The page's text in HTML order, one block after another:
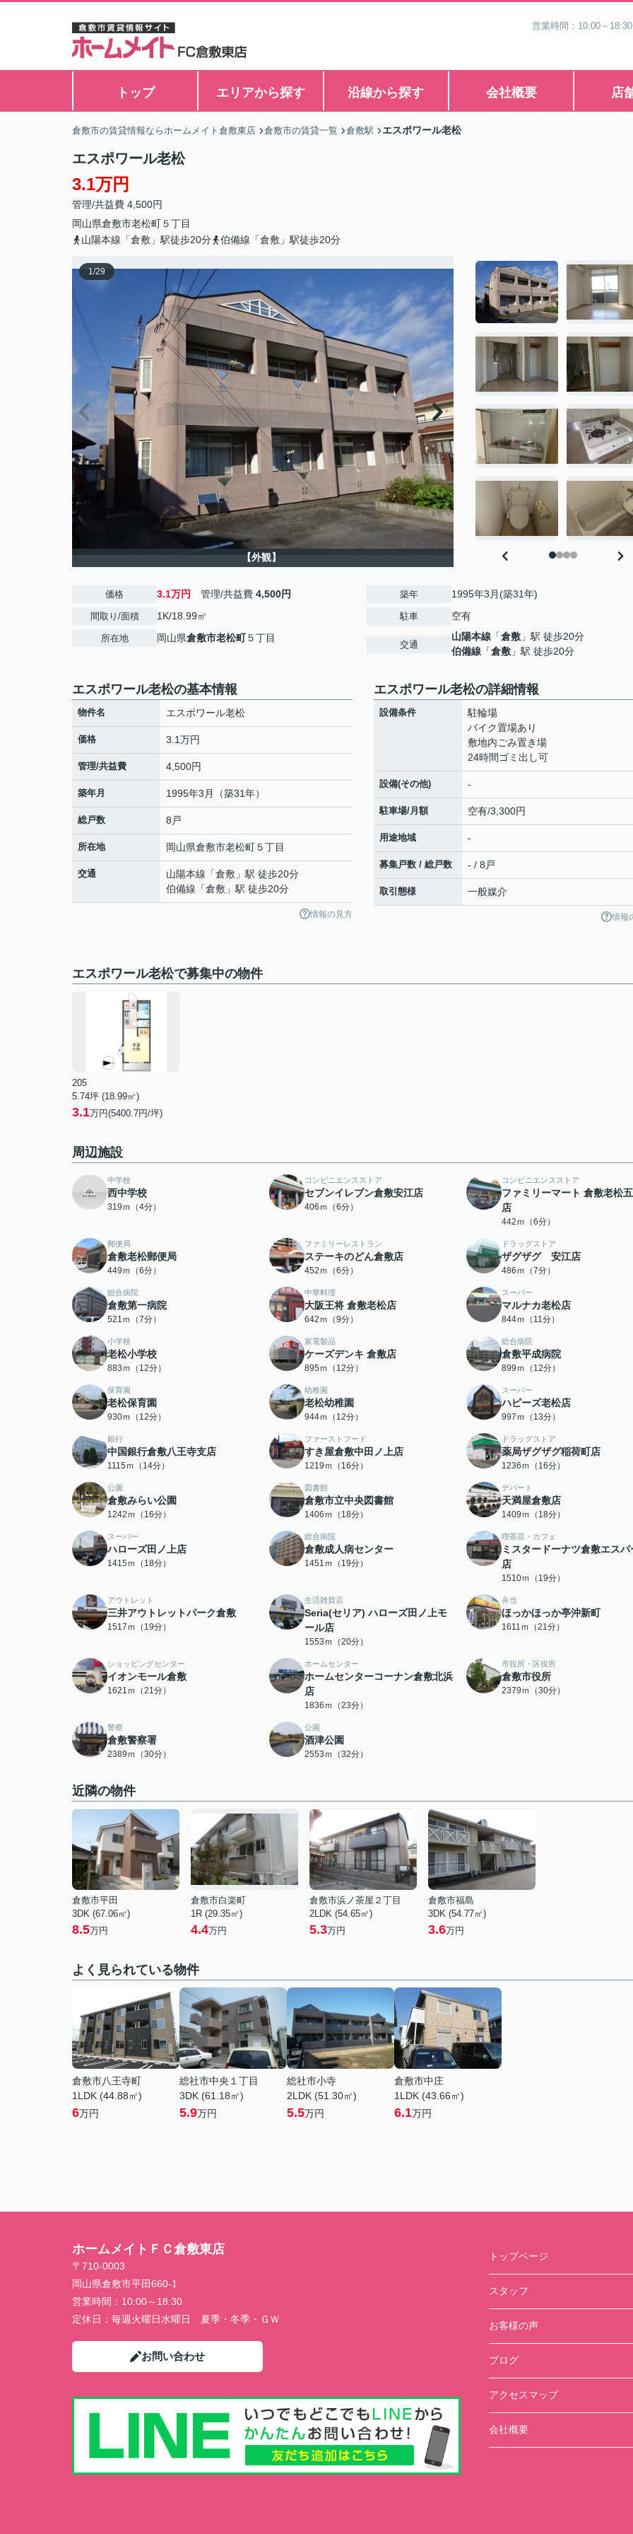
営業時間：10:00～
トップ エリアから探す 沿線から探す 会社概要 店
倉敷市の賃貸情報ならホームメイト倉敷東店 倉敷市の賃貸一覧 倉敷駅 エスポワール老松
エスポワール老松
3.1万円
管理/共益費 4,500円
岡山県倉敷市老松町５丁目
山陽本線「倉敷」駅徒歩20分
伯備線「倉敷」駅徒歩20分
1/29
【外観】
価格 3.1万円 管理/共益費 4,500円
間取り/面積 1K/18.99㎡
所在地 岡山県倉敷市老松町５丁目
築年 1995年3月(築31年)
駐車 空有
交通
山陽本線 「倉敷 」駅 徒歩20分
伯備線 「倉敷 」駅 徒歩20分
エスポワール老松の基本情報
物件名 エスポワール老松
価格 3.1万円
管理/共益費 4,500円
築年月 1995年3月（築31年）
総戸数 8戸
所在地 岡山県倉敷市老松町５丁目
交通 山陽本線 「倉敷 」駅 徒歩20分
伯備線 「倉敷 」駅 徒歩20分
情報の見方
エスポワール老松の詳細情報
設備条件
駐輪場
バイク置場あり
敷地内ごみ置き場
24時間ゴミ出し可
設備(その他) -
駐車場/月額 空有/3,300円
用途地域 -
募集戸数 / 総戸数 - / 8戸
取引態様 一般媒介
情報
エスポワール老松で募集中の物件
205
5.74坪 (18.99㎡)
3.1万円(5400.7円/坪)
周辺施設
中学校
西中学校
319ｍ（4分）
コンビニエンスストア
セブンイレブン倉敷安江店
406ｍ（6分）
コンビニエンスストア
ファミリーマート 倉敷老松
店
442ｍ（6分）
郵便局
倉敷老松郵便局
449ｍ（6分）
ファミリーレストラン
ステーキのどん倉敷店
452ｍ（6分）
ドラッグストア
ザグザグ 安江店
486ｍ（7分）
総合病院
倉敷第一病院
521ｍ（7分）
中華料理
大阪王将 倉敷老松店
642ｍ（9分）
スーパー
マルナカ老松店
844ｍ（11分）
小学校
老松小学校
883ｍ（12分）
家電製品
ケーズデンキ 倉敷店
895ｍ（12分）
総合病院
倉敷平成病院
899ｍ（12分）
保育園
老松保育園
930ｍ（12分）
幼稚園
老松幼稚園
944ｍ（12分）
スーパー
ハピーズ老松店
997ｍ（13分）
銀行
中国銀行倉敷八王寺支店
1115ｍ（14分）
ファーストフード
すき屋倉敷中田ノ上店
1219ｍ（16分）
ドラッグストア
薬局ザグザグ稲荷町店
1236ｍ（16分）
公園
倉敷みらい公園
1242ｍ（16分）
図書館
倉敷市立中央図書館
1406ｍ（18分）
デパート
天満屋倉敷店
1409ｍ（18分）
スーパー
ハローズ田ノ上店
1415ｍ（18分）
総合病院
倉敷成人病センター
1451ｍ（19分）
喫茶店・カフェ
ミスタードーナツ倉敷エスパ
店
1510ｍ（19分）
アウトレット
三井アウトレットパーク倉敷
1517ｍ（19分）
生活雑貨店
Seria(セリア) ハローズ田ノ上モ
ール店
1553ｍ（20分）
弁当
ほっかほっか亭沖新町
1611ｍ（21分）
ショッピングセンター
イオンモール倉敷
1621ｍ（21分）
ホームセンター
ホームセンターコーナン倉敷北浜
店
1836ｍ（23分）
市役所・区役所
倉敷市役所
2379ｍ（30分）
警察
倉敷警察署
2389ｍ（30分）
公園
酒津公園
2553ｍ（32分）
近隣の物件
倉敷市平田
3DK (67.06㎡)
8.5万円
倉敷市白楽町
1R (29.35㎡)
4.4万円
倉敷市浜ノ茶屋２丁目
2LDK (54.65㎡)
5.3万円
倉敷市福島
3DK (54.77㎡)
3.6万円
よく見られている物件
倉敷市八王寺町
1LDK (44.88㎡)
6万円
総社市中央１丁目
3DK (61.18㎡)
5.9万円
総社市小寺
2LDK (51.30㎡)
5.5万円
倉敷市中庄
1LDK (43.66㎡)
6.1万円
ホームメイトＦＣ倉敷東店
〒710-0003
岡山県倉敷市平田660-1
営業時間： 10:00～18:30
定休日： 毎週火曜日水曜日 夏季・冬季・ＧＷ
お問い合わせ
トップページ
スタッフ
お客様の声
ブログ
アクセスマップ
会社概要